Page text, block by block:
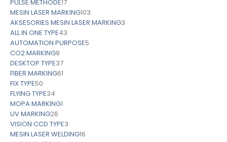
PULSE METHODE17
MESIN LASER MARKING103
AKSESORIES MESIN LASER MARKING3
ALL IN ONE TYPE43
AUTOMATION PURPOSE5
CO2 MARKING9
DESKTOP TYPE37
FIBER MARKING61
FIX TYPE50
FLYING TYPE34
MOPA MARKING1
UV MARKING26
VISION CCD TYPE3
MESIN LASER WELDING16